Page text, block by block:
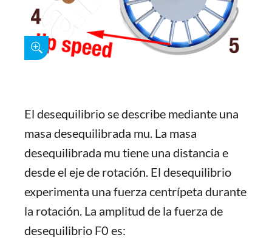
El desequilibrio se describe mediante una
masa desequilibrada mu. La masa
desequilibrada mu tiene una distancia e
desde el eje de rotación. El desequilibrio
experimenta una fuerza centrípeta durante
la rotación. La amplitud de la fuerza de
desequilibrio F0 es: